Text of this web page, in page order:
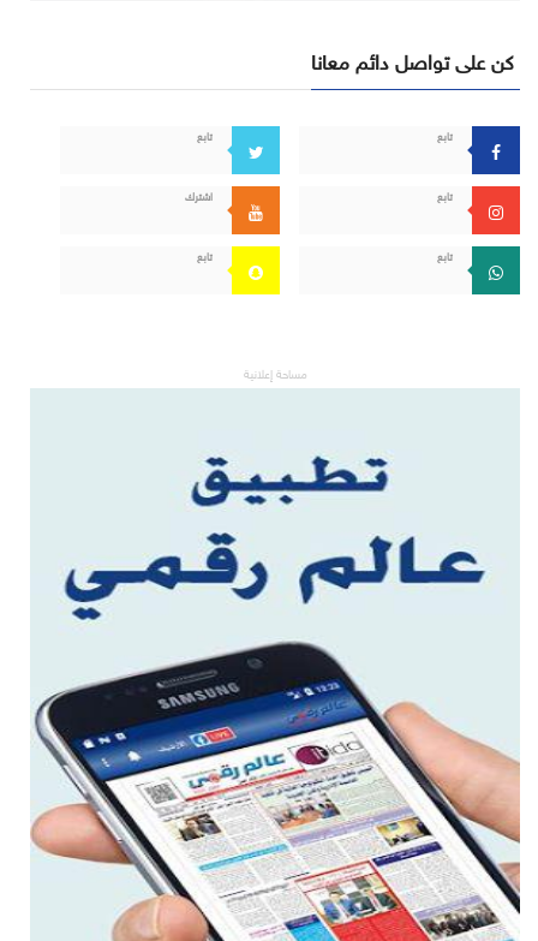
كن على تواصل دائم معانا
تابع تابع
تابع اشترك
تابع تابع
مساحة إعلانية